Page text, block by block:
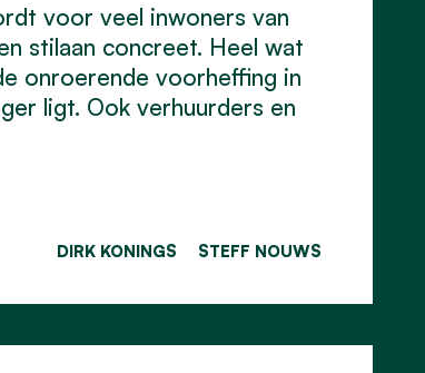
voor veel inwoners van
stilaan concreet. Heel wat
onroerende voorheffing in
ligt. Ook verhuurders en
DIRK KONINGS STEFF NOUWS